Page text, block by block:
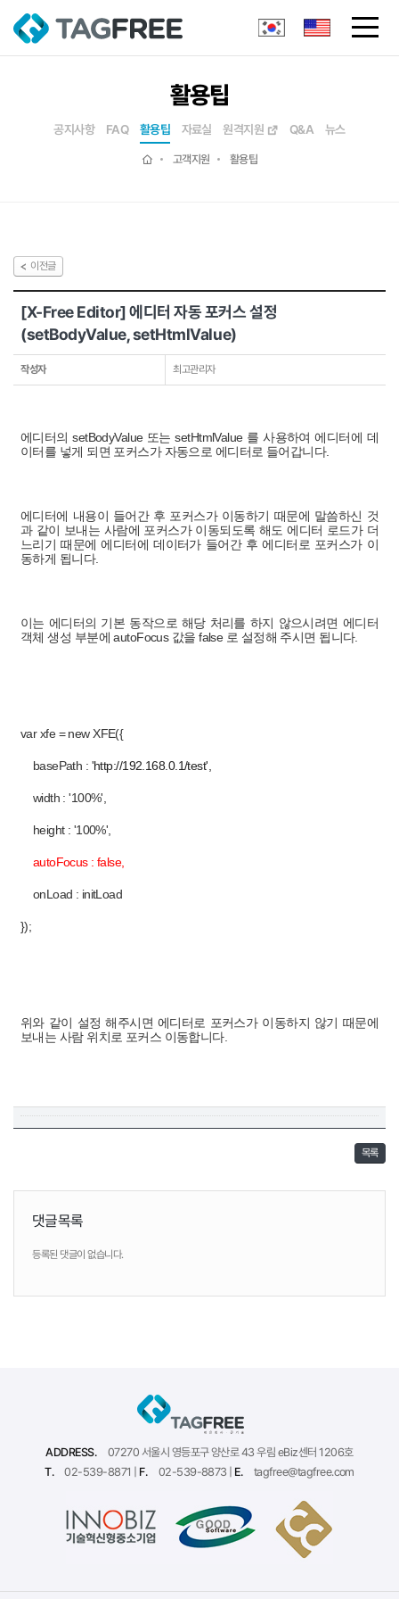
활용팁
공지사항 FAQ 활용팁 자료실 원격지원 Q&A 뉴스
고객지원 활용팁
이전글
[X-Free Editor] 에디터 자동 포커스 설정
(setBodyValue, setHtmlValue)
작성자 최고관리자
에디터의 setBodyValue 또는 setHtmlValue 를 사용하여 에디터에 데
이터를 넣게 되면 포커스가 자동으로 에디터로 들어갑니다.
에디터에 내용이 들어간 후 포커스가 이동하기 때문에 말씀하신 것
과 같이 보내는 사람에 포커스가 이동되도록 해도 에디터 로드가 더
느리기 때문에 에디터에 데이터가 들어간 후 에디터로 포커스가 이
동하게 됩니다.
이는 에디터의 기본 동작으로 해당 처리를 하지 않으시려면 에디터
객체 생성 부분에 autoFocus 값을 false 로 설정해 주시면 됩니다.
var xfe = new XFE({
basePath : 'http://192.168.0.1/test',
width : '100%',
height : '100%',
autoFocus : false,
onLoad : initLoad
});
위와 같이 설정 해주시면 에디터로 포커스가 이동하지 않기 때문에
보내는 사람 위치로 포커스 이동합니다.
목록
댓글목록
등록된 댓글이 없습니다.
ADDRESS.
07270 서울시 영등포구 양산로 43 우림 eBiz센터 1206호
T.
02-539-8871 | F. 02-539-8873 | E. tagfree@tagfree.com